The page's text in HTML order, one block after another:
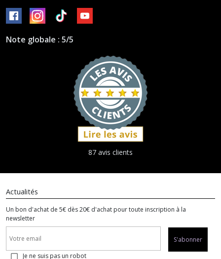
Note globale : 5/5
87 avis clients
Actualités
Un bon d'achat de 5€ dès 20€ d'achat pour toute inscription à la
newsletter
S'abonner
Je ne suis pas un robot